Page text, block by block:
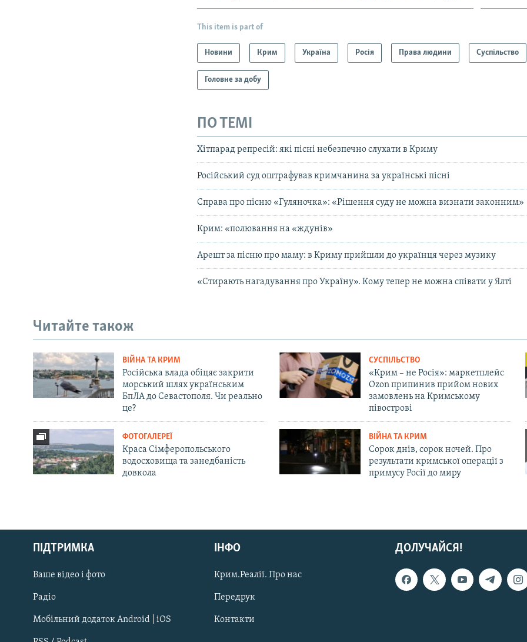
Русский
Qırımtatar
ДОЛУЧАЙСЯ!
This item is part of
Новини Крим Україна Росія Права людини Суспільство
Головне за добу
ПО ТЕМІ
Хітпарад репресій: які пісні небезпечно слухати в Криму
Російський суд оштрафував кримчанина за українські пісні
Справа про пісню «Гуляночка»: «Рішення суду не можна визнати законним»
Крим: «полювання на «ждунів»
Арешт за пісню про маму: в Криму прийшли до українця через музику
«Стирають нагадування про Україну». Кому тепер не можна співати у Ялті
Читайте також
ВІЙНА ТА КРИМ
Російська влада обіцяє закрити
морський шлях українським
БпЛА до Севастополя. Чи реально
це?
СУСПІЛЬСТВО
«Крим – не Росія»: маркетплейс
Ozon припинив прийом нових
замовлень на Кримському
півострові
ФОТОГАЛЕРЕЇ
Краса Сімферопольського
водосховища та занедбаність
довкола
ВІЙНА ТА КРИМ
Сорок днів, сорок ночей. Про
результати кримської операції з
примусу Росії до миру
ДОЛУЧАЙСЯ!
ПІДТРИМКА
Ваше відео і фото
Радіо
Мобільний додаток Android | iOS
ІНФО
Крим.Реалії. Про нас
Передрук
Контакти